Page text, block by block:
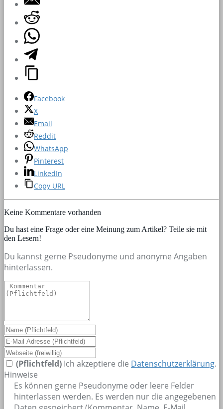
Facebook
X
Email
Reddit
WhatsApp
Pinterest
LinkedIn
Copy URL
Keine Kommentare vorhanden
Du hast eine Frage oder eine Meinung zum Artikel? Teile sie mit
den Lesern!
Du kannst gerne Pseudonyme und anonyme Angaben
hinterlassen.
(Pflichtfeld) Ich akzeptiere die Datenschutzerklärung.
Hinweise
Es können gerne Pseudonyme oder leere Felder
hinterlassen werden. Es werden nur die angegebenen